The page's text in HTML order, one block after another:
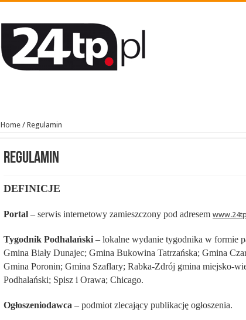
Home / Regulamin
Regulamin
DEFINICJE
Portal – serwis internetowy zamieszczony pod adresem
Tygodnik Podhalański – lokalne wydanie tygodnika w formie
Gmina Biały Dunajec; Gmina Bukowina Tatrzańska; Gmina
Gmina Poronin; Gmina Szaflary; Rabka-Zdrój gmina miejsko-
Podhalański; Spisz i Orawa; Chicago.
Ogłoszeniodawca – podmiot zlecający publikację ogłoszenia.